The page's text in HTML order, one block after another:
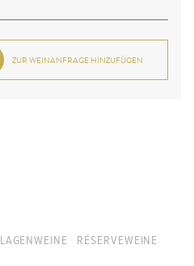
LAGENWEINE
RÉSERVEWEINE